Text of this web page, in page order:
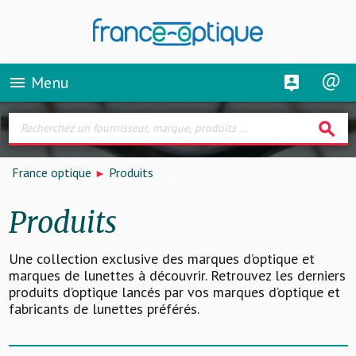
menu Menu
search
France optique Produits
Produits
Une collection exclusive des marques d’optique et
marques de lunettes à découvrir. Retrouvez les derniers
produits d’optique lancés par vos marques d’optique et
fabricants de lunettes préférés.